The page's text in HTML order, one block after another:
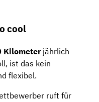
cool
Kilometerjährlich
ist das kein
flexibel.
ruft für